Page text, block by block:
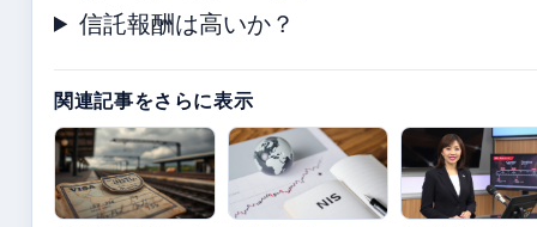
信託報酬は高いか？
関連記事をさらに表示